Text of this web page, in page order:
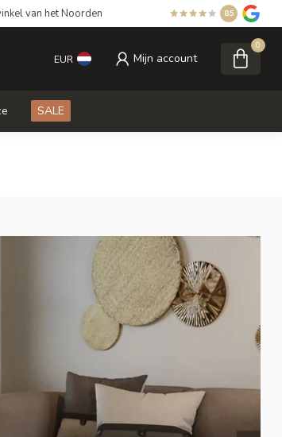
van het Noorden 8.5
EUR Mijn account
0
SALE
Rolgordijnen
en doorlatende
rolgordijnen
Keuze uit stof, kleur en maat
Bekijk hier